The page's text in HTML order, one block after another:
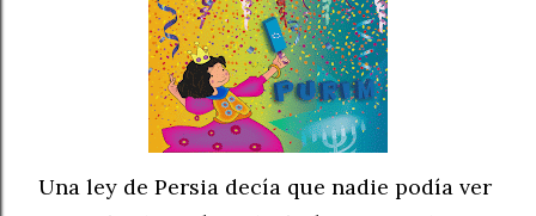
Una ley de Persia decía que nadie podía ver